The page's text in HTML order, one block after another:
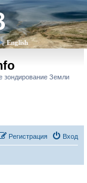
English
зондирование Земли
Вход
Регистрация